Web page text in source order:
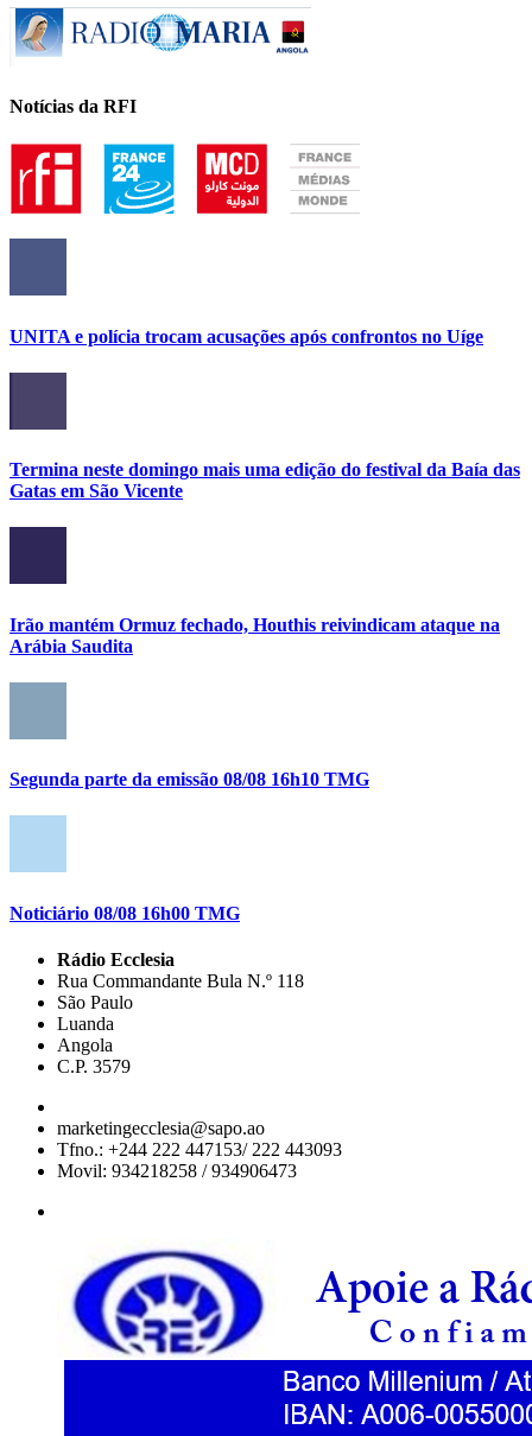
Notícias da RFI
UNITA e polícia trocam acusações após confrontos no Uíge
Termina neste domingo mais uma edição do festival da Baía das
Gatas em São Vicente
Irão mantém Ormuz fechado, Houthis reivindicam ataque na
Arábia Saudita
Segunda parte da emissão 08/08 16h10 TMG
Noticiário 08/08 16h00 TMG
Rádio Ecclesia
Rua Commandante Bula N.º 118
São Paulo
Luanda
Angola
C.P. 3579
marketingecclesia@sapo.ao
Tfno.: +244 222 447153/ 222 443093
Movil: 934218258 / 934906473